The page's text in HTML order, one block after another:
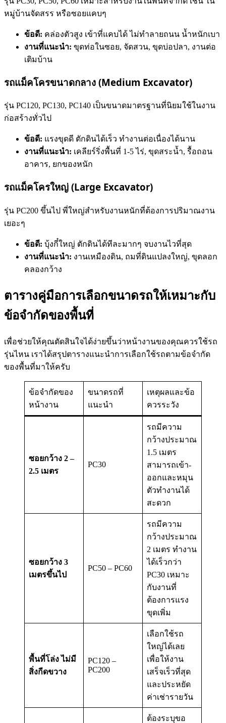
หมู่บ้านจัดสรร หรือซอยแคบๆ
ข้อดี: คล่องตัวสูง เข้าที่แคบได้ ไม่ทำลายถนน น้ำหนักเบา
งานที่แนะนำ: ขุดท่อในซอย, จัดสวน, ขุดบ่อปลา, งานต่อ
เติมบ้าน
รถแม็คโครขนาดกลาง (Medium Excavator)
รุ่น PC120, PC130, PC140 เป็นขนาดมาตรฐานที่นิยมใช้ในงาน
ก่อสร้างทั่วไป
ข้อดี: แรงขุดดี ตักดินได้เร็ว ทำงานต่อเนื่องได้นาน
งานที่แนะนำ: เคลียร์ริ่งพื้นที่ 1-5 ไร่, ขุดสระน้ำ, รื้อถอน
อาคาร, ยกของหนัก
รถแม็คโครใหญ่ (Large Excavator)
รุ่น PC200 ขึ้นไป พี่ใหญ่สำหรับงานหนักที่ต้องการปริมาณงาน
เยอะๆ
ข้อดี: บุ้งกี๋ใหญ่ ตักดินได้ทีละมากๆ จบงานไวที่สุด
งานที่แนะนำ: งานเหมืองดิน, ถมที่ดินแปลงใหญ่, ขุดลอก
คลองกว้าง
ตารางคู่มือการเลือกขนาดรถให้เหมาะกับ
ข้อจำกัดของพื้นที่
เพื่อช่วยให้คุณตัดสินใจได้ง่ายขึ้นว่าหน้างานของคุณควรใช้รถ
รุ่นไหน เราได้สรุปตารางแนะนำการเลือกใช้รถตามข้อจำกัด
ของพื้นที่มาให้ครับ
ข้อจำกัดของ
หน้างาน
ขนาดรถที่
แนะนำ
เหตุผลและข้อ
ควรระวัง
ซอยกว้าง 2 –
2.5 เมตร
PC30
รถมีความ
กว้างประมาณ
1.5 เมตร
สามารถเข้า-
ออกและหมุน
ตัวทำงานได้
สะดวก
ซอยกว้าง 3
เมตรขึ้นไป
PC50 – PC60
รถมีความ
กว้างประมาณ
2 เมตร ทำงาน
ได้เร็วกว่า
PC30 เหมาะ
กับงานที่
ต้องการแรง
ขุดเพิ่ม
พื้นที่โล่ง ไม่มี
สิ่งกีดขวาง
PC120 –
PC200
เลือกใช้รถ
ใหญ่ได้เลย
เพื่อให้งาน
เสร็จเร็วที่สุด
และประหยัด
ค่าเช่ารายวัน
ต้องระบุขอ